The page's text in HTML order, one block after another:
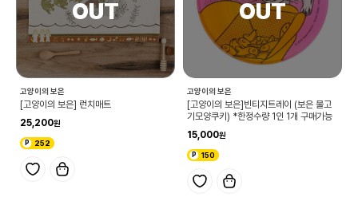
고양이의 보은
[고양이의 보은] 런치매트
25,200
252
고양이의 보은
[고양이의 보은]빈티지트레이 (보은 물고
기모양쿠키) *한정수량 1인 1개 구매가능
15,000
150